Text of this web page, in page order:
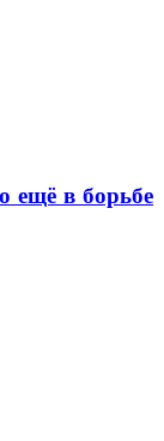
в борьбе